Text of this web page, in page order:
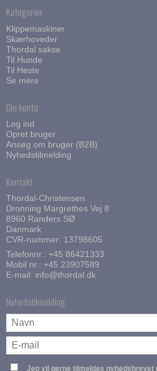
Clipster
Moser
Oster
ProGroom
Smeto
Thordal
Wahl
Wella
Kategorier
Klippemaskiner
Skærhoveder
Thordal sakse
Til Hunde
Til Heste
Se mere
Din konto
Log ind
Opret bruger
Ansøg om bruger (B2B)
Nyhedstilmelding
Kontakt
Thordal-Christensen
Dronning Margrethes Vej 8
8960 Randers SØ
Danmark
CVR-nummer: 13798605
Telefonnr.: +45 86421333
Mobil nr.: +45 23907589
E-mail: info@thordal.dk
Nyhedstilmelding
Jeg vil gerne tilmeldes nyhedsbrevet